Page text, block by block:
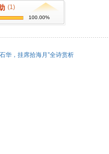
(1)
100.00%
华，挂席拾海月”全诗赏析